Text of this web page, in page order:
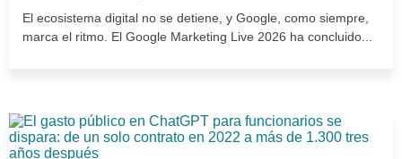
El ecosistema digital no se detiene, y Google, como siempre,
marca el ritmo. El Google Marketing Live 2026 ha concluido...